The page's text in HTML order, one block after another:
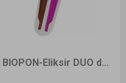
BIOPON-Eliksir DUO do storczyków